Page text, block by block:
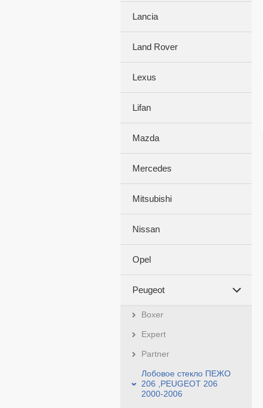
Lancia
Land Rover
Lexus
Lifan
Mazda
Mercedes
Mitsubishi
Nissan
Opel
Peugeot
Boxer
Expert
Partner
Лобовое стекло ПЕЖО
206 ,PEUGEOT 206
2000-2006